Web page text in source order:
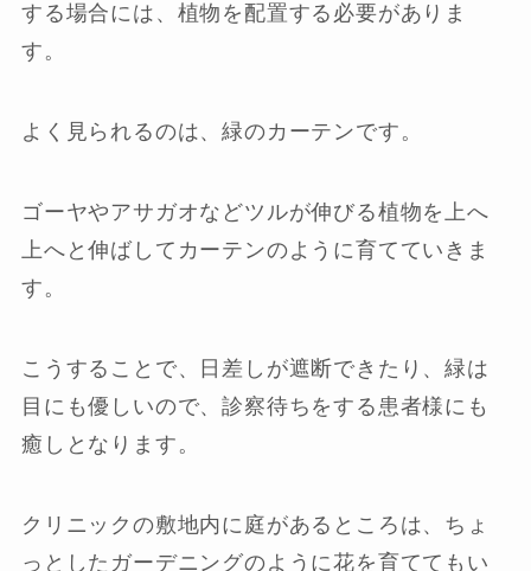
する場合には、植物を配置する必要がありま
す。
よく見られるのは、緑のカーテンです。
ゴーヤやアサガオなどツルが伸びる植物を上へ
上へと伸ばしてカーテンのように育てていきま
す。
こうすることで、日差しが遮断できたり、緑は
目にも優しいので、診察待ちをする患者様にも
癒しとなります。
クリニックの敷地内に庭があるところは、ちょ
っとしたガーデニングのように花を育ててもい